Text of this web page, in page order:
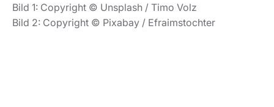
Bild 1: Copyright © Unsplash / Timo Volz
Bild 2: Copyright © Pixabay / Efraimstochter